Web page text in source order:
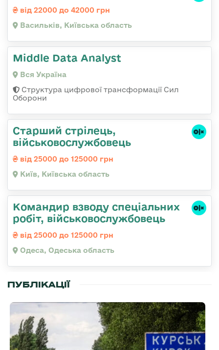
від 22000 до 42000 грн
Васильків, Київська область
Middle Data Analyst
Вся Україна
Структура цифрової трансформації Сил
Оборони
Старший стрілець,
військовослужбовець
від 25000 до 125000 грн
Київ, Київська область
Командир взводу спеціальних
робіт, військовослужбовець
від 25000 до 125000 грн
Одеса, Одеська область
ПУБЛІКАЦІЇ